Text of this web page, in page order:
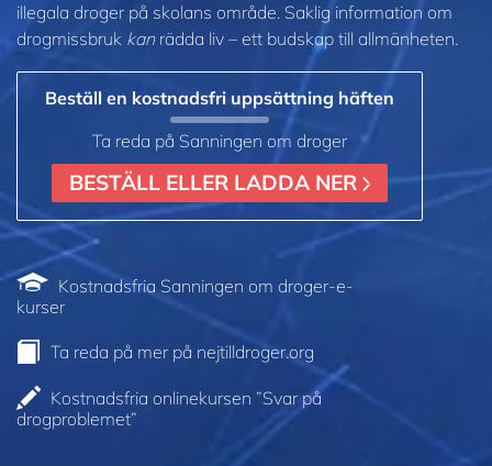
illegala droger på skolans område. Saklig information om
drogmissbruk kanrädda liv – ett budskap till allmänheten.
Beställ en kostnadsfri uppsättning häften
Ta reda på Sanningen om droger
BESTÄLL ELLER LADDA NER
Kostnadsfria Sanningen om droger-e-
kurser
Ta reda på mer på nejtilldroger.org
Kostnadsfria onlinekursen ”Svar på
drogproblemet”